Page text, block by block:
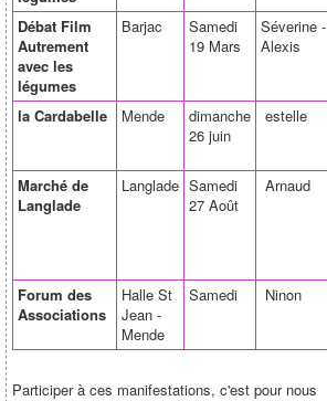
Débat Film
Autrement
avec les
légumes
Barjac
Samedi
19 Mars
Séverine -
Alexis
la Cardabelle Mende
dimanche
26 juin
estelle
Marché de
Langlade
Langlade Samedi
27 Août
Arnaud
Forum des
Associations
Halle St
Jean -
Mende
Samedi Ninon
Participer à ces manifestations, c'est pour nous